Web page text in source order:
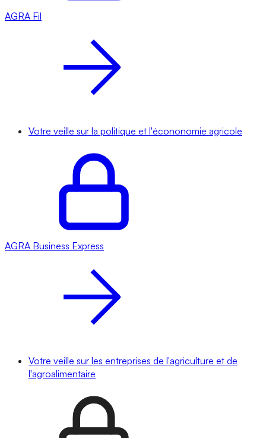
AGRA Fil
Votre veille sur la politique et l'écononomie agricole
AGRA Business Express
Votre veille sur les entreprises de l'agriculture et de
l'agroalimentaire